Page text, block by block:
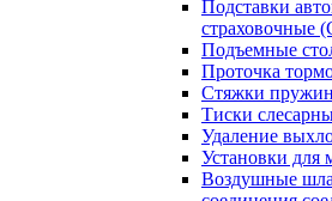
Подставки
страховочные
Подъемные
Проточка
Стяжки пружин
Тиски
Удаление
Установки для
Воздушные